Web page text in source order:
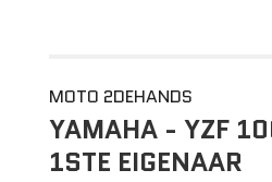
MOTO 2DEHANDS
YAMAHA - YZF
1STE EIGENAAR